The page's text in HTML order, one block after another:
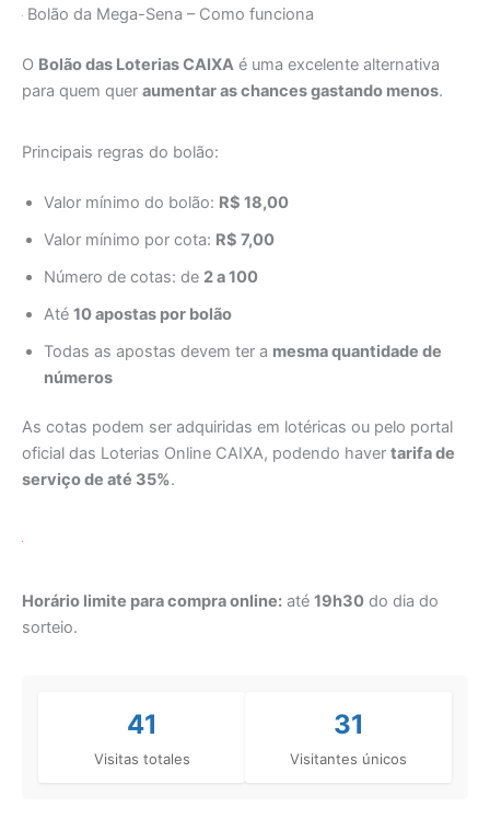
Bolão da Mega-Sena – Como funciona
O Bolão das Loterias CAIXA é uma excelente alternativa
para quem quer aumentar as chances gastando menos.
Principais regras do bolão:
Valor mínimo do bolão: R$ 18,00
Valor mínimo por cota: R$ 7,00
Número de cotas: de 2 a 100
Até 10 apostas por bolão
Todas as apostas devem ter a mesma quantidade de
números
As cotas podem ser adquiridas em lotéricas ou pelo portal
oficial das Loterias Online CAIXA, podendo haver tarifa de
serviço de até 35%.
Horário limite para compra online: até 19h30 do dia do
sorteio.
41
Visitas totales
31
Visitantes únicos